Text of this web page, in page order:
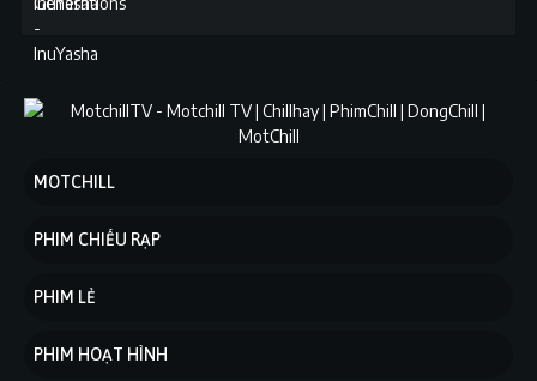
MOTCHILL
PHIM CHIẾU RẠP
PHIM LẺ
PHIM HOẠT HÌNH